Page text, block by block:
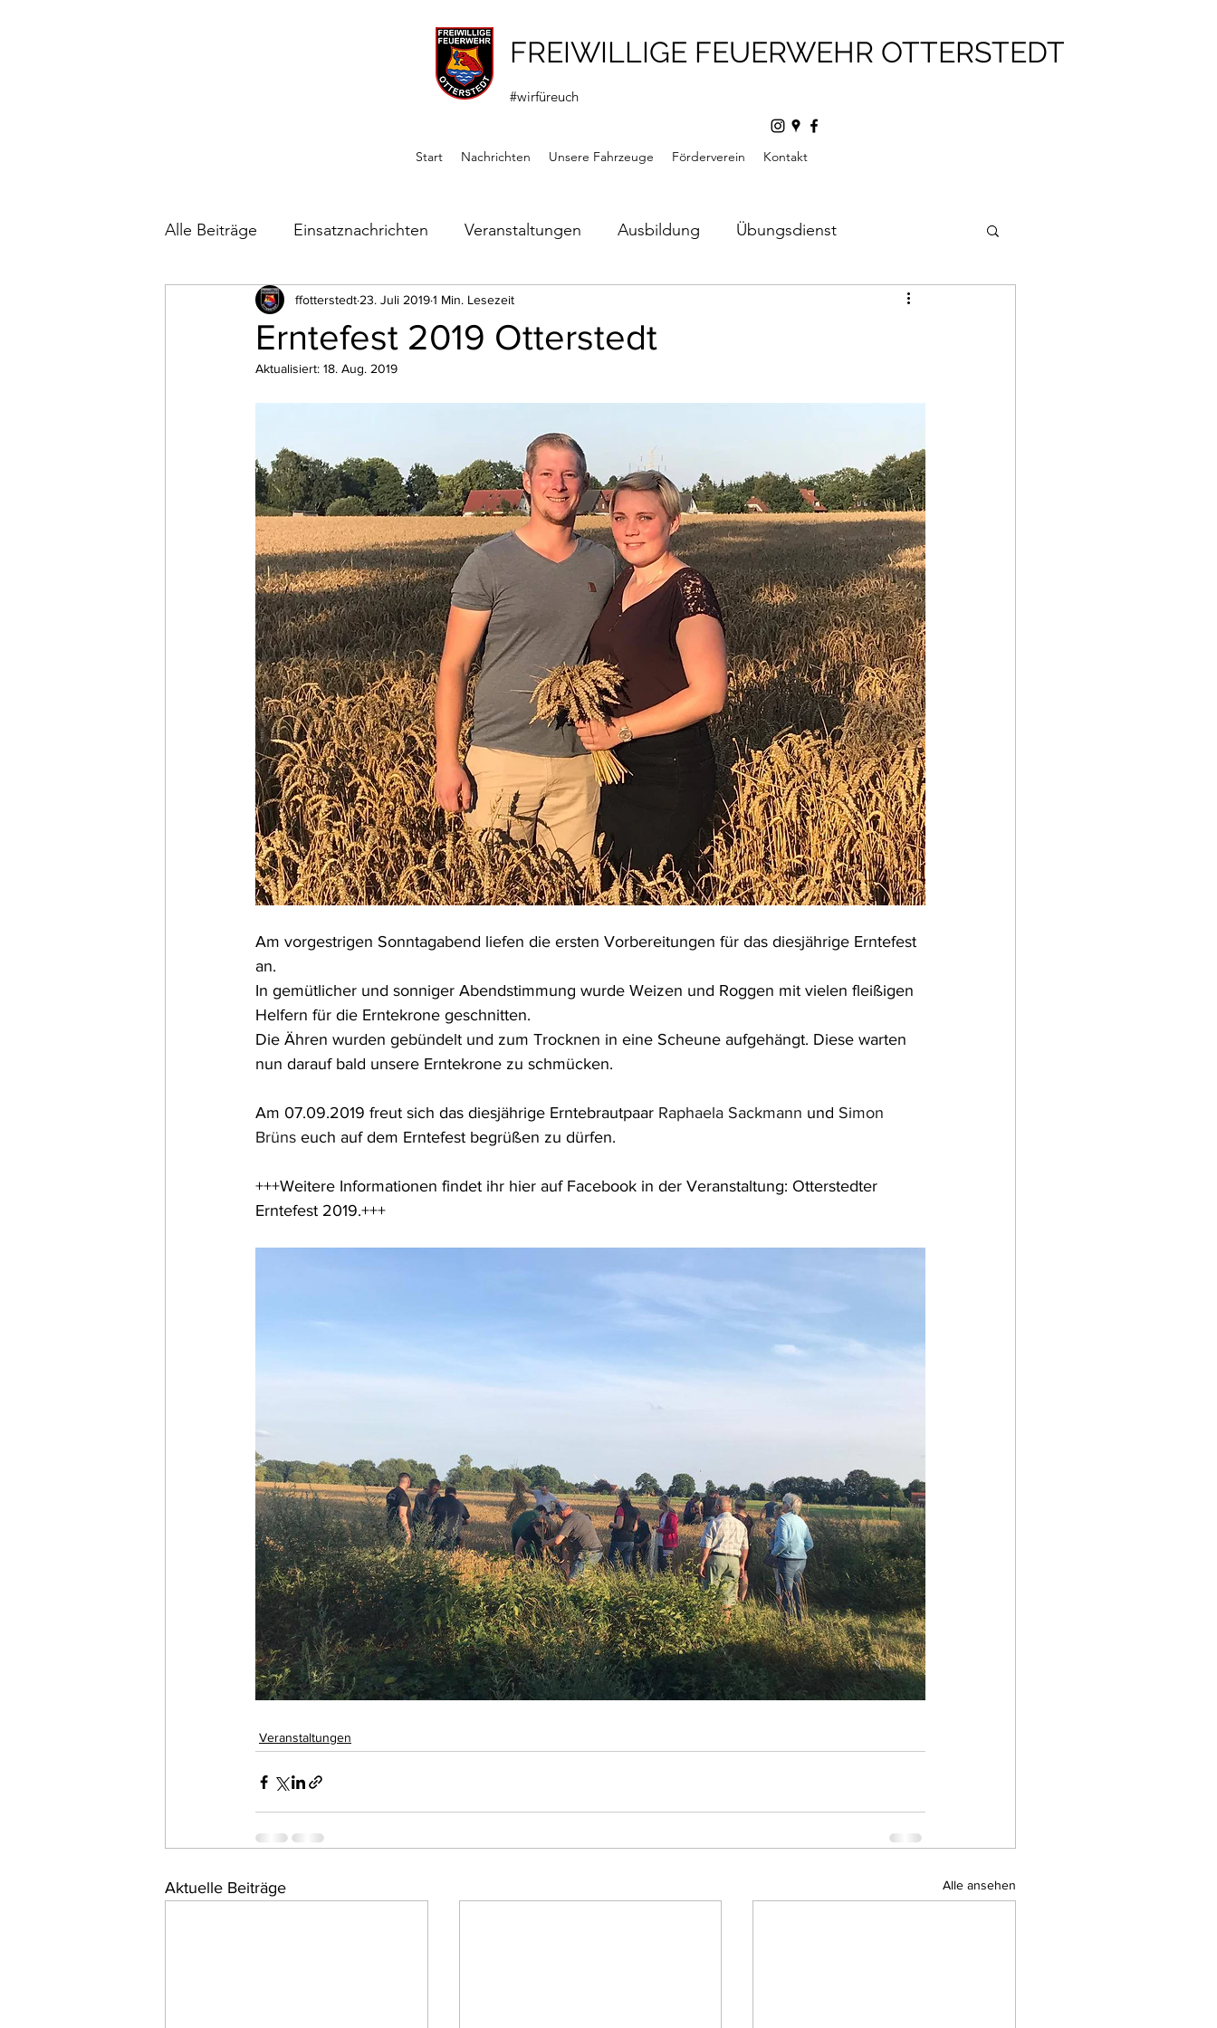
FREIWILLIGE FEUERWEHR OTTERSTEDT
#wirfüreuch
Start Nachrichten Unsere Fahrzeuge Förderverein Kontakt
Alle Beiträge Einsatznachrichten Veranstaltungen Ausbildung Übungsdienst
Bautagebuch Feuerwehrhaus Mitteilungen Brandschutz
Wettkämpfe
Erntefest 2019 Otterstedt
ffotterstedt 23. Juli 20191 Min. Lesezeit
Aktualisiert: 18. Aug. 2019
Am vorgestrigen Sonntagabend liefen die ersten Vorbereitungen für das diesjährige Erntefest
an.
In gemütlicher und sonniger Abendstimmung wurde Weizen und Roggen mit vielen fleißigen
Helfern für die Erntekrone geschnitten.
Die Ähren wurden gebündelt und zum Trocknen in eine Scheune aufgehängt. Diese warten
nun darauf bald unsere Erntekrone zu schmücken.
Am 07.09.2019 freut sich das diesjährige Erntebrautpaar Raphaela Sackmann und Simon
Brüns euch auf dem Erntefest begrüßen zu dürfen.
+++Weitere Informationen findet ihr hier auf Facebook in der Veranstaltung: Otterstedter
Erntefest 2019.+++
Veranstaltungen
Aktuelle Beiträge Alle ansehen